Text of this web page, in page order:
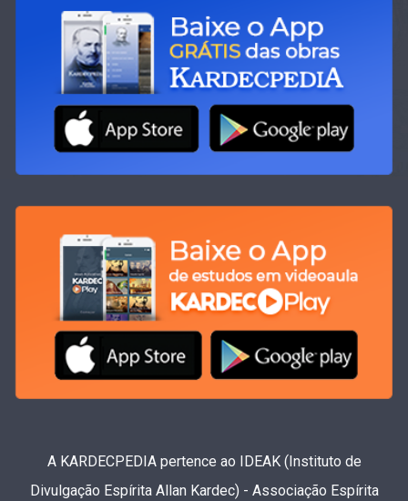
A KARDECPEDIA pertence ao IDEAK (Instituto de
Divulgação Espírita Allan Kardec) - Associação Espírita